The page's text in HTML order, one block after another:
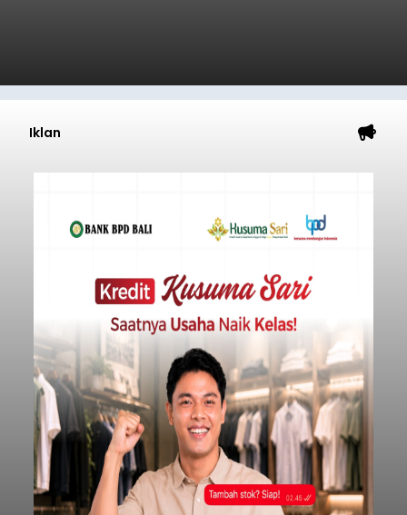
Iklan